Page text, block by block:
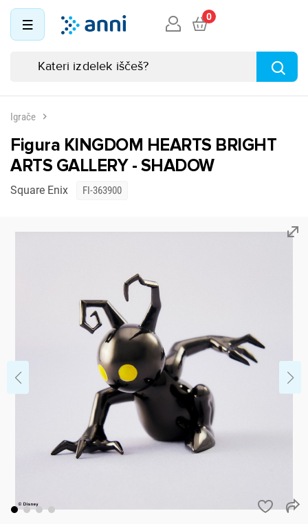
0
Igrače
Figura KINGDOM HEARTS BRIGHT
ARTS GALLERY - SHADOW
Square Enix FI-363900